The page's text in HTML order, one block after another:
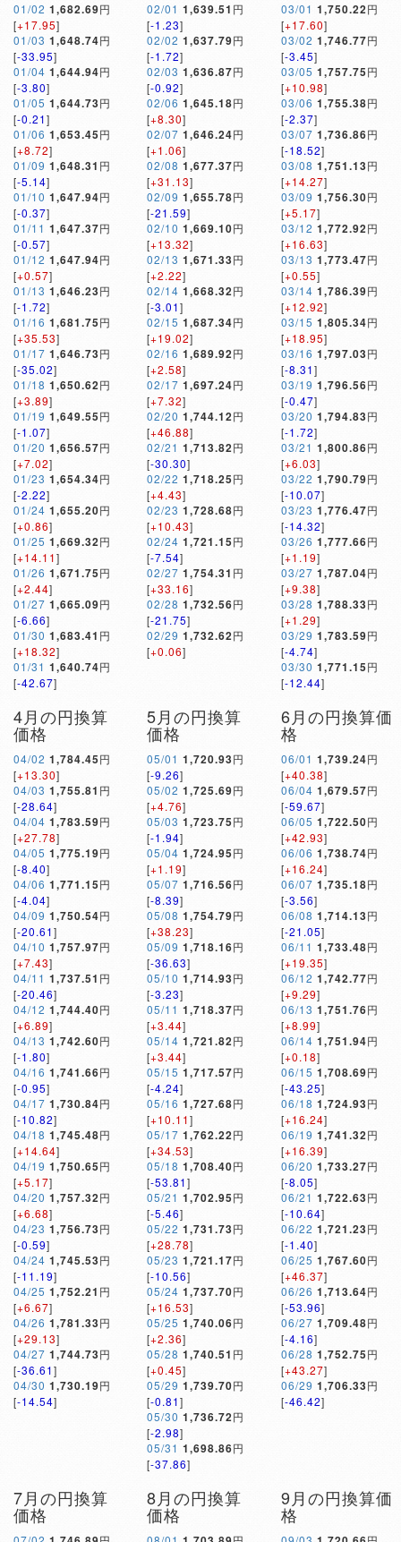
01/02 1,682.69円
[+17.95]
01/03 1,648.74円
[-33.95]
01/04 1,644.94円
[-3.80]
01/05 1,644.73円
[-0.21]
01/06 1,653.45円
[+8.72]
01/09 1,648.31 円
[-5.14]
01/10 1,647.94円
[-0.37]
01/11 1,647.37円
[-0.57]
01/12 1,647.94円
[+0.57]
01/13 1,646.23円
[-1.72]
01/16 1,681.75円
[+35.53]
01/17 1,646.73円
[-35.02]
01/18 1,650.62円
[+3.89]
01/19 1,649.55円
[-1.07]
01/20 1,656.57円
[+7.02]
01/23 1,654.34円
[-2.22]
01/24 1,655.20円
[+0.86]
01/25 1,669.32円
[+14.11]
01/26 1,671.75円
[+2.44]
01/27 1,665.09円
[-6.66]
01/30 1,683.41 円
[+18.32]
01/31 1,640.74円
[-42.67]
02/01 1,639.51 円
[-1.23]
02/02 1,637.79円
[-1.72]
02/03 1,636.87円
[-0.92]
02/06 1,645.18円
[+8.30]
02/07 1,646.24円
[+1.06]
02/08 1,677.37円
[+31.13]
02/09 1,655.78円
[-21.59]
02/10 1,669.10円
[+13.32]
02/13 1,671.33円
[+2.22]
02/14 1,668.32円
[-3.01]
02/15 1,687.34円
[+19.02]
02/16 1,689.92円
[+2.58]
02/17 1,697.24円
[+7.32]
02/20 1,744.12円
[+46.88]
02/21 1,713.82円
[-30.30]
02/22 1,718.25円
[+4.43]
02/23 1,728.68円
[+10.43]
02/24 1,721.15円
[-7.54]
02/27 1,754.31 円
[+33.16]
02/28 1,732.56円
[-21.75]
02/29 1,732.62円
[+0.06]
03/01 1,750.22円
[+17.60]
03/02 1,746.77円
[-3.45]
03/05 1,757.75円
[+10.98]
03/06 1,755.38円
[-2.37]
03/07 1,736.86円
[-18.52]
03/08 1,751.13円
[+14.27]
03/09 1,756.30円
[+5.17]
03/12 1,772.92円
[+16.63]
03/13 1,773.47円
[+0.55]
03/14 1,786.39円
[+12.92]
03/15 1,805.34円
[+18.95]
03/16 1,797.03円
[-8.31]
03/19 1,796.56円
[-0.47]
03/20 1,794.83円
[-1.72]
03/21 1,800.86円
[+6.03]
03/22 1,790.79円
[-10.07]
03/23 1,776.47円
[-14.32]
03/26 1,777.66円
[+1.19]
03/27 1,787.04円
[+9.38]
03/28 1,788.33円
[+1.29]
03/29 1,783.59円
[-4.74]
03/30 1,771.15円
[-12.44]
4月の円換算
価格
04/02 1,784.45円
[+13.30]
04/03 1,755.81 円
[-28.64]
04/04 1,783.59円
[+27.78]
04/05 1,775.19円
[-8.40]
04/06 1,771.15円
[-4.04]
04/09 1,750.54円
[-20.61]
04/10 1,757.97円
[+7.43]
04/11 1,737.51 円
[-20.46]
04/12 1,744.40円
[+6.89]
04/13 1,742.60円
[-1.80]
04/16 1,741.66円
[-0.95]
04/17 1,730.84円
[-10.82]
04/18 1,745.48円
[+14.64]
04/19 1,750.65円
[+5.17]
04/20 1,757.32円
[+6.68]
04/23 1,756.73円
[-0.59]
04/24 1,745.53円
[-11.19]
04/25 1,752.21 円
[+6.67]
04/26 1,781.33円
[+29.13]
04/27 1,744.73円
[-36.61]
04/30 1,730.19円
[-14.54]
5月の円換算
価格
05/01 1,720.93円
[-9.26]
05/02 1,725.69円
[+4.76]
05/03 1,723.75円
[-1.94]
05/04 1,724.95円
[+1.19]
05/07 1,716.56円
[-8.39]
05/08 1,754.79円
[+38.23]
05/09 1,718.16円
[-36.63]
05/10 1,714.93円
[-3.23]
05/11 1,718.37円
[+3.44]
05/14 1,721.82円
[+3.44]
05/15 1,717.57円
[-4.24]
05/16 1,727.68円
[+10.11]
05/17 1,762.22円
[+34.53]
05/18 1,708.40円
[-53.81]
05/21 1,702.95円
[-5.46]
05/22 1,731.73円
[+28.78]
05/23 1,721.17円
[-10.56]
05/24 1,737.70円
[+16.53]
05/25 1,740.06円
[+2.36]
05/28 1,740.51 円
[+0.45]
05/29 1,739.70円
[-0.81]
05/30 1,736.72円
[-2.98]
05/31 1,698.86円
[-37.86]
6月の円換算価
格
06/01 1,739.24円
[+40.38]
06/04 1,679.57円
[-59.67]
06/05 1,722.50円
[+42.93]
06/06 1,738.74円
[+16.24]
06/07 1,735.18円
[-3.56]
06/08 1,714.13円
[-21.05]
06/11 1,733.48円
[+19.35]
06/12 1,742.77円
[+9.29]
06/13 1,751.76円
[+8.99]
06/14 1,751.94円
[+0.18]
06/15 1,708.69円
[-43.25]
06/18 1,724.93円
[+16.24]
06/19 1,741.32円
[+16.39]
06/20 1,733.27円
[-8.05]
06/21 1,722.63円
[-10.64]
06/22 1,721.23円
[-1.40]
06/25 1,767.60円
[+46.37]
06/26 1,713.64円
[-53.96]
06/27 1,709.48円
[-4.16]
06/28 1,752.75円
[+43.27]
06/29 1,706.33円
[-46.42]
7月の円換算
価格
8月の円換算
価格
9月の円換算価
格